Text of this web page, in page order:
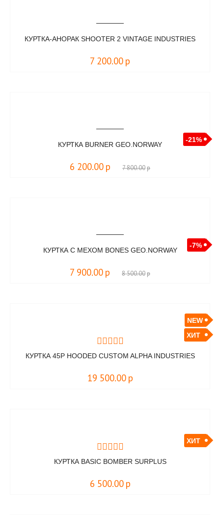
КУРТКА-АНОРАК SHOOTER 2 VINTAGE INDUSTRIES
7 200.00 р
-21%
КУРТКА BURNER GEO.NORWAY
6 200.00 р 7 800.00р
-7%
КУРТКА С МЕХОМ BONES GEO.NORWAY
7 900.00 р 8 500.00р
NEW
ХИТ
КУРТКА 45P HOODED CUSTOM ALPHA INDUSTRIES
19 500.00 р
ХИТ
КУРТКА BASIC BOMBER SURPLUS
6 500.00 р